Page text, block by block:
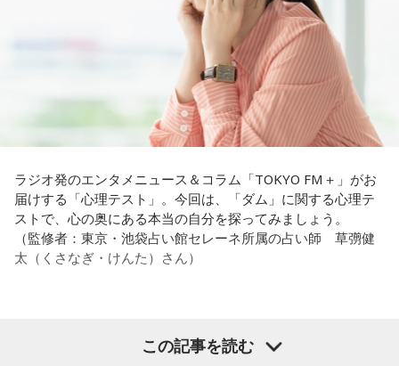
ラジオ発のエンタメニュース＆コラム「TOKYO FM＋」がお
届けする「心理テスト」。今回は、「ダム」に関する心理テ
ストで、心の奥にある本当の自分を探ってみましょう。
（監修者：東京・池袋占い館セレーネ所属の占い師 草彅健
太（くさなぎ・けんた）さん）
山奥の大きなダムを見学しているあなた。
この記事を読む